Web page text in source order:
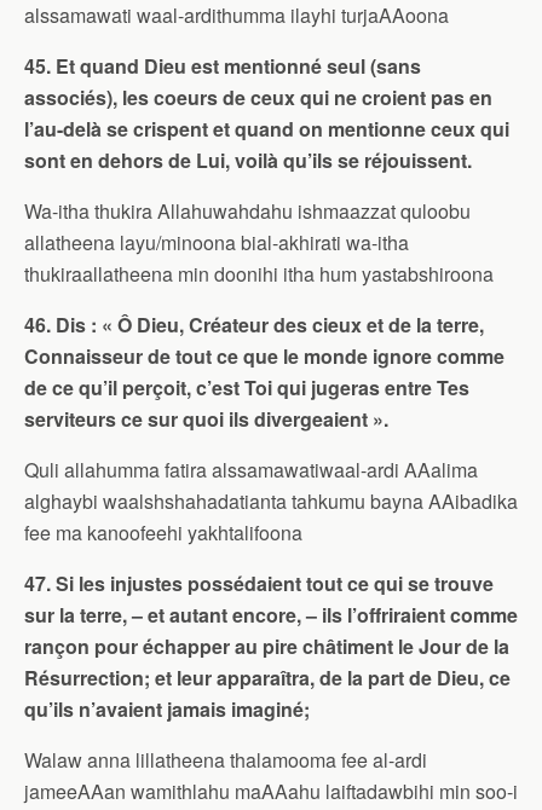
alssamawati waal-ardithumma ilayhi turjaAAoona
45. Et quand Dieu est mentionné seul (sans
associés), les coeurs de ceux qui ne croient pas en
l’au-delà se crispent et quand on mentionne ceux qui
sont en dehors de Lui, voilà qu’ils se réjouissent.
Wa-itha thukira Allahuwahdahu ishmaazzat quloobu
allatheena layu/minoona bial-akhirati wa-itha
thukiraallatheena min doonihi itha hum yastabshiroona
46. Dis : « Ô Dieu, Créateur des cieux et de la terre,
Connaisseur de tout ce que le monde ignore comme
de ce qu’il perçoit, c’est Toi qui jugeras entre Tes
serviteurs ce sur quoi ils divergeaient ».
Quli allahumma fatira alssamawatiwaal-ardi AAalima
alghaybi waalshshahadatianta tahkumu bayna AAibadika
fee ma kanoofeehi yakhtalifoona
47. Si les injustes possédaient tout ce qui se trouve
sur la terre, – et autant encore, – ils l’offriraient comme
rançon pour échapper au pire châtiment le Jour de la
Résurrection; et leur apparaîtra, de la part de Dieu, ce
qu’ils n’avaient jamais imaginé;
Walaw anna lillatheena thalamooma fee al-ardi
jameeAAan wamithlahu maAAahu laiftadawbihi min soo-i